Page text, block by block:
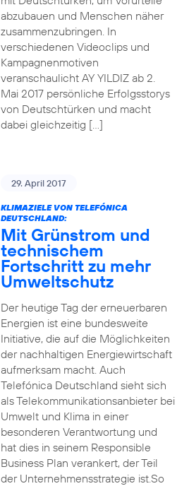
abzubauen und Menschen näher
zusammenzubringen. In
verschiedenen Videoclips und
Kampagnenmotiven
veranschaulicht AY YILDIZ ab 2.
Mai 2017 persönliche Erfolgsstorys
von Deutschtürken und macht
dabei gleichzeitig […]
29. April 2017
KLIMAZIELE VON TELEFÓNICA
DEUTSCHLAND:
Mit Grünstrom und
technischem
Fortschritt zu mehr
Umweltschutz
Der heutige Tag der erneuerbaren
Energien ist eine bundesweite
Initiative, die auf die Möglichkeiten
der nachhaltigen Energiewirtschaft
aufmerksam macht. Auch
Telefónica Deutschland sieht sich
als Telekommunikationsanbieter bei
Umwelt und Klima in einer
besonderen Verantwortung und
hat dies in seinem Responsible
Business Plan verankert, der Teil
der Unternehmensstrategie ist.So